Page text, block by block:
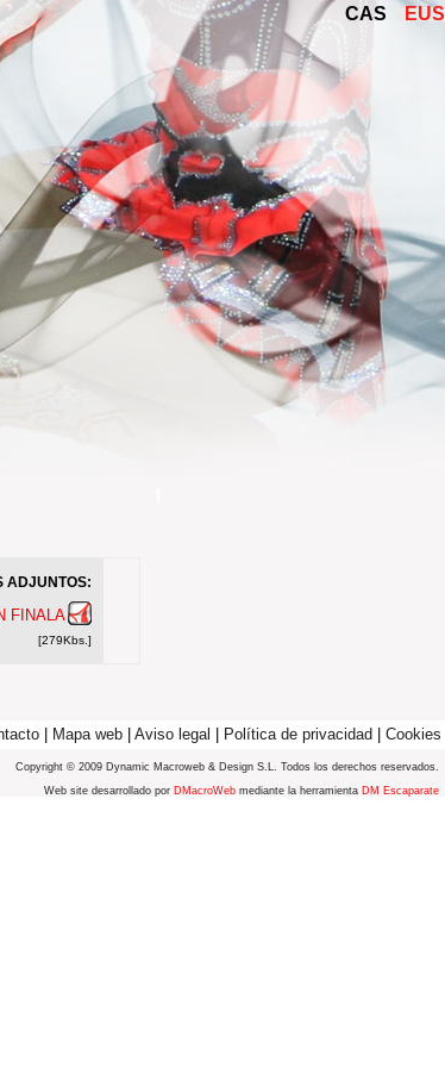
CAS EUS
ADJUNTOS:
FINALA
[279Kbs.]
Mapa web Aviso legal Política de privacidad Cookies
Copyright © 2009 Dynamic Macroweb & Design S.L. Todos los derechos reservados.
Web site desarrollado por DMacroWeb mediante la herramienta DM Escaparate